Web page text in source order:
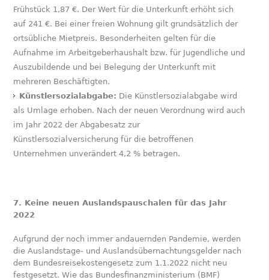
Frühstück 1,87 €. Der Wert für die Unterkunft erhöht sich
auf 241 €. Bei einer freien Wohnung gilt grundsätzlich der
ortsübliche Mietpreis. Besonderheiten gelten für die
Aufnahme im Arbeitgeberhaushalt bzw. für Jugendliche und
Auszubildende und bei Belegung der Unterkunft mit
mehreren Beschäftigten.
Künstlersozialabgabe: Die Künstlersozialabgabe wird
als Umlage erhoben. Nach der neuen Verordnung wird auch
im Jahr 2022 der Abgabesatz zur
Künstlersozialversicherung für die betroffenen
Unternehmen unverändert 4,2 % betragen.
7. Keine neuen Auslandspauschalen für das Jahr
2022
Aufgrund der noch immer andauernden Pandemie, werden
die Auslandstage- und Auslandsübernachtungsgelder nach
dem Bundesreisekostengesetz zum 1.1.2022 nicht neu
festgesetzt. Wie das Bundesfinanzministerium (BMF)